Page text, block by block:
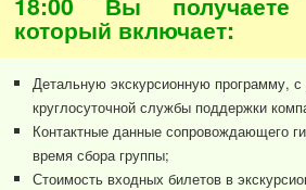
который включает:
Детальную экскурсионную программу,
круглосуточной службы поддержки
Контактные данные сопровождающего
время сбора группы;
Стоимость входных билетов в